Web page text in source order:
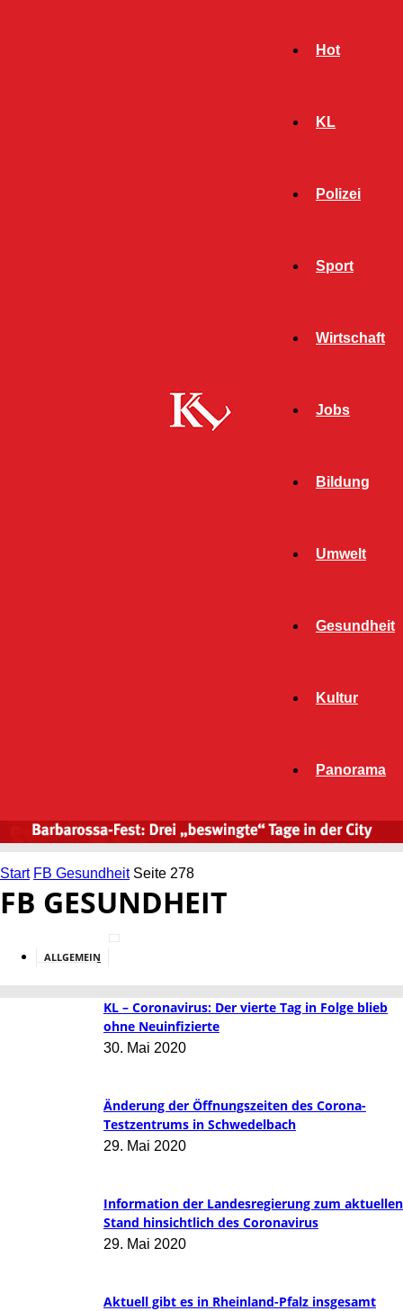
Hot
KL
Polizei
Sport
Wirtschaft
Jobs
Bildung
Umwelt
Gesundheit
Kultur
Panorama
Start FB Gesundheit Seite 278
FB GESUNDHEIT
ALLGEMEIN
KL – Coronavirus: Der vierte Tag in Folge blieb
ohne Neuinfizierte
30. Mai 2020
Änderung der Öffnungszeiten des Corona-
Testzentrums in Schwedelbach
29. Mai 2020
Information der Landesregierung zum aktuellen
Stand hinsichtlich des Coronavirus
29. Mai 2020
Aktuell gibt es in Rheinland-Pfalz insgesamt